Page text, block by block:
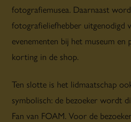
fotografiemusea. Daarnaast
fotografieliefhebber uitgenodigd
evenementen bij het museum
korting in de shop.
Ten slotte is het lidmaatschap
symbolisch: de bezoeker wordt
Fan van FOAM. Voor de